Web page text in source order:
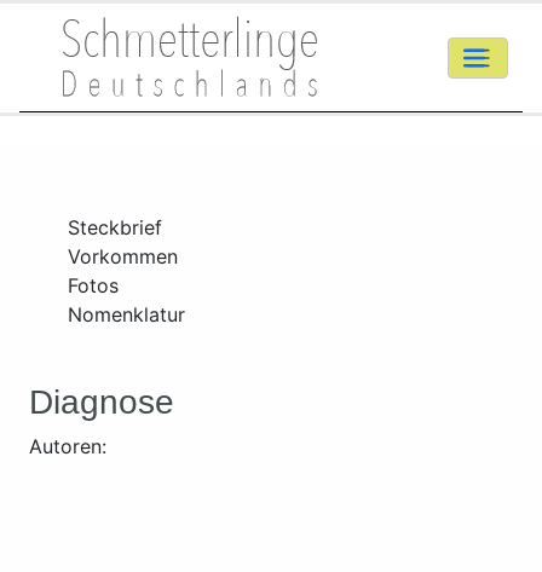
Steckbrief
Vorkommen
Fotos
Nomenklatur
Diagnose
Autoren: